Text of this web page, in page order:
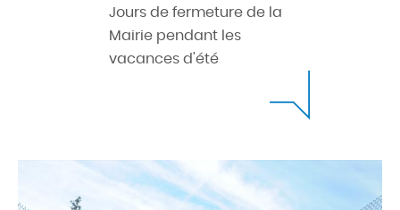
Jours de fermeture de la
Mairie pendant les
vacances d'été